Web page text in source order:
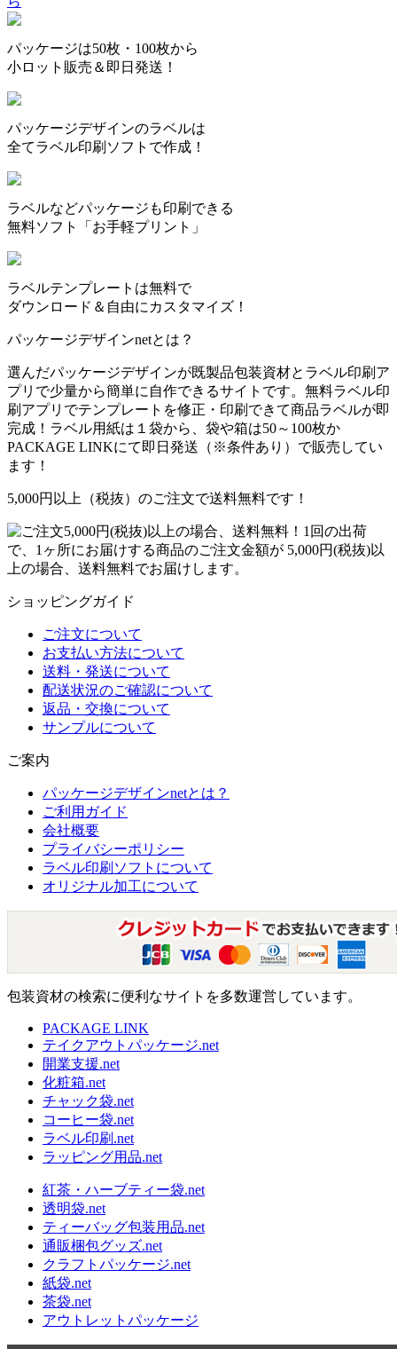
パッケージは50枚・100枚から
小ロット販売＆即日発送！
パッケージデザインのラベルは
全てラベル印刷ソフトで作成！
ラベルなどパッケージも印刷できる
無料ソフト「お手軽プリント」
ラベルテンプレートは無料で
ダウンロード＆自由にカスタマイズ！
パッケージデザインnetとは？
選んだパッケージデザインが既製品包装資材とラベル印刷ア
プリで少量から簡単に自作できるサイトです。無料ラベル印
刷アプリでテンプレートを修正・印刷できて商品ラベルが即
完成！ラベル用紙は１袋から、袋や箱は50～100枚か
PACKAGE LINKにて即日発送 （※条件あり） で販売してい
ます！
5,000円以上（税抜）のご注文で送料無料です！
1回の出荷
で、1ヶ所にお届けする商品のご注文金額が 5,000円(税抜)以
上の場合、送料無料でお届けします。
ショッピングガイド
ご注文について
お支払い方法について
送料・発送について
配送状況のご確認について
返品・交換について
サンプルについて
ご案内
パッケージデザインnetとは？
ご利用ガイド
会社概要
プライバシーポリシー
ラベル印刷ソフトについて
オリジナル加工について
包装資材の検索に便利なサイトを多数運営しています。
PACKAGE LINK
テイクアウトパッケージ.net
開業支援.net
化粧箱.net
チャック袋.net
コーヒー袋.net
ラベル印刷.net
ラッピング用品.net
紅茶・ハーブティー袋.net
透明袋.net
ティーバッグ包装用品.net
通販梱包グッズ.net
クラフトパッケージ.net
紙袋.net
茶袋.net
アウトレットパッケージ